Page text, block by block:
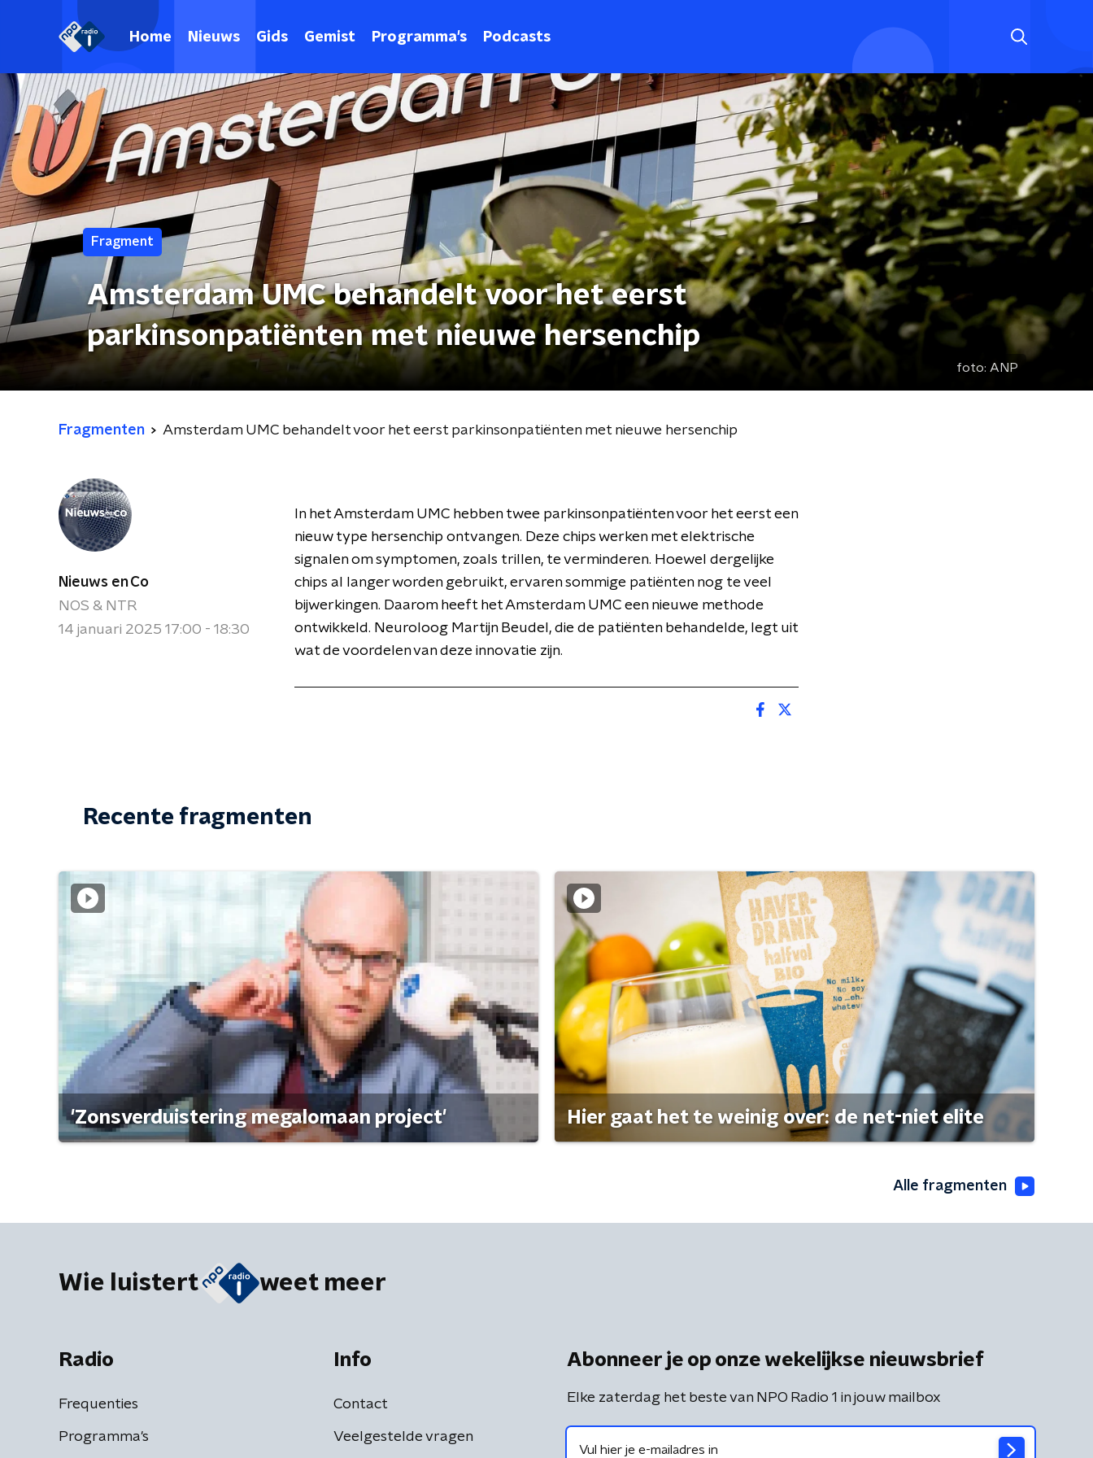
Home Nieuws Gids Gemist Programma's Podcasts
Fragment
Amsterdam UMC behandelt voor het eerst
parkinsonpatiënten met nieuwe hersenchip
foto: ANP
Fragmenten Amsterdam UMC behandelt voor het eerst parkinsonpatiënten met nieuwe hersenchip
Nieuws en Co
NOS & NTR
14 januari 2025 17:00 - 18:30
In het Amsterdam UMC hebben twee parkinsonpatiënten voor het eerst een
nieuw type hersenchip ontvangen. Deze chips werken met elektrische
signalen om symptomen, zoals trillen, te verminderen. Hoewel dergelijke
chips al langer worden gebruikt, ervaren sommige patiënten nog te veel
bijwerkingen. Daarom heeft het Amsterdam UMC een nieuwe methode
ontwikkeld. Neuroloog Martijn Beudel, die de patiënten behandelde, legt uit
wat de voordelen van deze innovatie zijn.
Recente fragmenten
'Zonsverduistering megalomaan project' Hier gaat het te weinig over: de net-niet elite
Alle fragmenten
Wie luistert weet meer
Radio
Frequenties
Programma's
Info
Contact
Veelgestelde vragen
Abonneer je op onze wekelijkse nieuwsbrief
Elke zaterdag het beste van NPO Radio 1 in jouw mailbox